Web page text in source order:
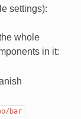
settings):
whole
in it:
bar